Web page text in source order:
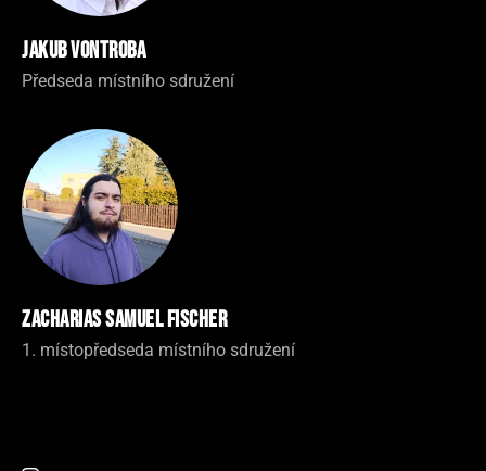
Jakub Vontroba
Předseda místního sdružení
Zacharias Samuel Fischer
1. místopředseda místního sdružení